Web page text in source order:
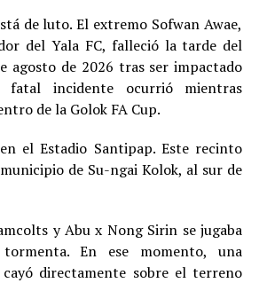
de luto. El extremo Sofwan Awae,
del Yala FC, falleció la tarde del
agosto de 2026 tras ser impactado
incidente ocurrió mientras
de la Golok FA Cup.
el Estadio Santipap. Este recinto
de Su-ngai Kolok, al sur de
y Abu x Nong Sirin se jugaba
En ese momento, una
cayó directamente sobre el terreno